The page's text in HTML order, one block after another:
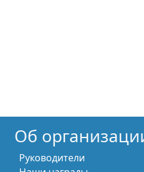
Об
Руководители